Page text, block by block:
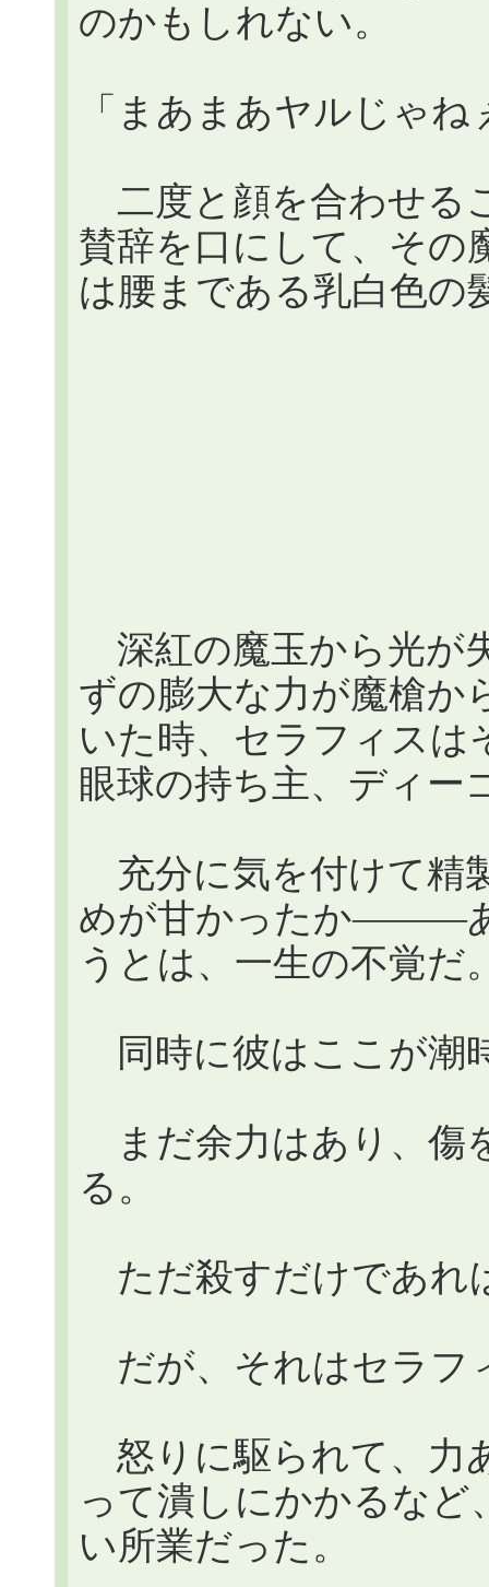
のかもしれない。
「まあまあヤルじゃ
二度と顔を合わせる
賛辞を口にして、そ
は腰まである乳白色の
深紅の魔玉から光が
ずの膨大な力が魔槍か
いた時、セラフィスは
眼球の持ち主、ディー
充分に気を付けて精
めが甘かったか―――
うとは、一生の不覚だ
同時に彼はここが潮
まだ余力はあり、傷
る。
ただ殺すだけであれ
だが、それはセラフ
怒りに駆られて、力
って潰しにかかるなど
い所業だった。